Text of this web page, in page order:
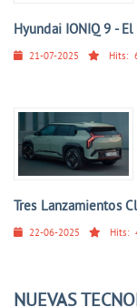
Hyundai IONIQ 9 -
21-07-2025 Hits:
Tres Lanzamientos
22-06-2025 Hits:
NUEVAS